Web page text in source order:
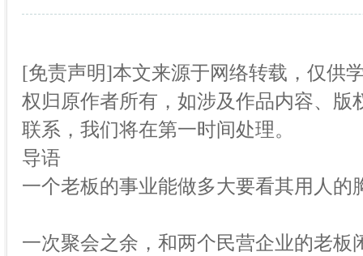
[免责声明]本文来源于网络转载，仅供
权归原作者所有，如涉及作品内容、版
联系，我们将在第一时间处理。
导语
一个老板的事业能做多大要看其用人的
一次聚会之余，和两个民营企业的老